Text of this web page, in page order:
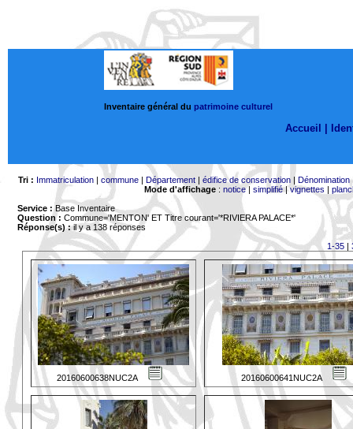
Inventaire général du patrimoine culturel
Accueil |
Tri : Immatriculation| commune| Département| édifice de conservation| Dénomination
Mode d'affichage: notice| simplifié|vignettes |
Service : Base Inventaire
Question : Commune='MENTON' ET Titre courant='*RIVIERA PALACE*'
Réponse(s) :il y a 138 réponses
1-35|
20160600638NUC2A 20160600641NUC2A